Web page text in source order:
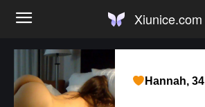
Xiunice.com
Hannah, 34